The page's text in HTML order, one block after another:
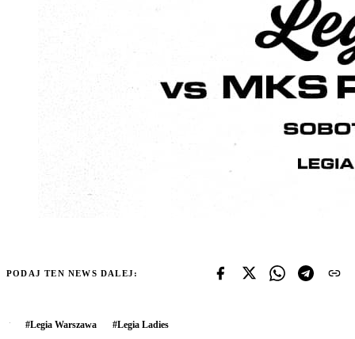
PODAJ TEN NEWS DALEJ:
#Legia Warszawa #Legia Ladies